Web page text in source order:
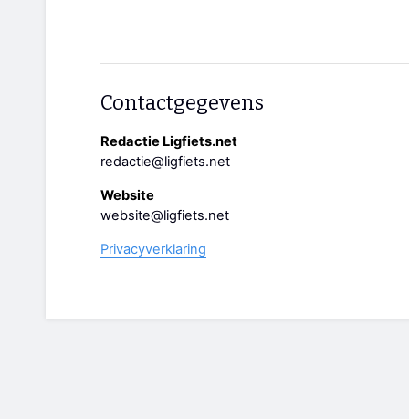
Contactgegevens
Redactie Ligfiets.net
redactie@ligfiets.net
Website
website@ligfiets.net
Privacyverklaring